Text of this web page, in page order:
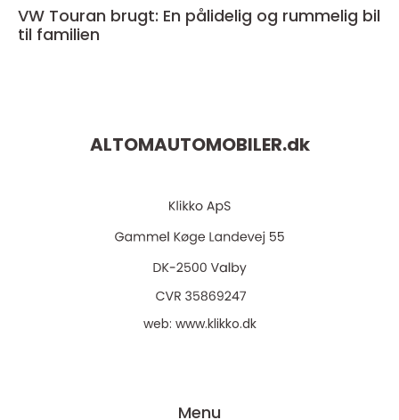
VW Touran brugt: En pålidelig og rummelig bil
til familien
ALTOMAUTOMOBILER.dk
web: www.klikko.dk
Menu